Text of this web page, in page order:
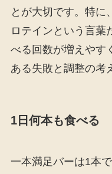
とが大切です。特に
ロテインという言葉
べる回数が増えやす
ある失敗と調整の考
1日何本も食べる
一本満足バーは1本